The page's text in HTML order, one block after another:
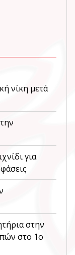
νίκη μετά
για
στην
στο 1ο